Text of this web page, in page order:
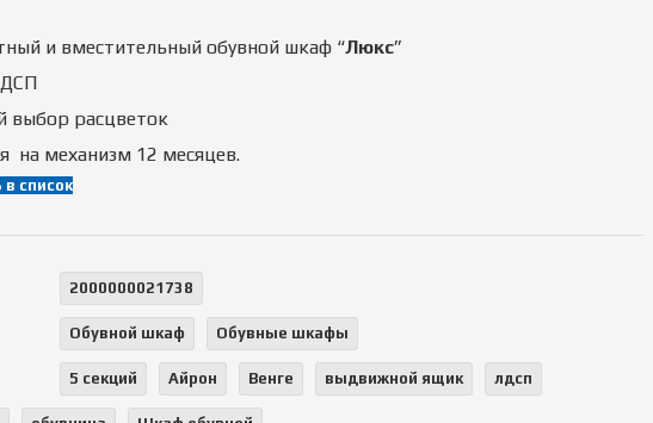
и вместительный обувной шкаф “Люкс”
выбор расцветок
на механизм 12 месяцев.
список
2000000021738
Обувной шкаф Обувные шкафы
5 секций Айрон Венге выдвижной ящик лдсп